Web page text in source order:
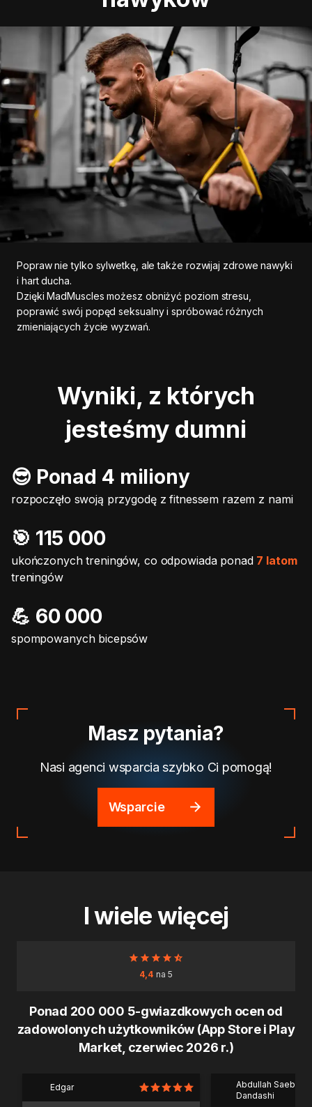
Popraw nie tylko sylwetkę, ale także rozwijaj zdrowe nawyki
i hart ducha.
Dzięki MadMuscles możesz obniżyć poziom stresu,
poprawić swój popęd seksualny i spróbować różnych
zmieniających życie wyzwań.
Wyniki, z których
jesteśmy dumni
😎 Ponad 4 miliony
rozpoczęło swoją przygodę z fitnessem razem z nami
🎯️ 115 000
ukończonych treningów, co odpowiada ponad 7 latom
treningów
💪 60 000
spompowanych bicepsów
Masz pytania?
Nasi agenci wsparcia szybko Ci pomogą!
Wsparcie
I wiele więcej
4,4 na 5
Ponad 200 000 5-gwiazdkowych ocen od
zadowolonych użytkowników (App Store i Play
Market, czerwiec 2026 r.)
Edgar
Abdullah Saeb Al
Dandashi